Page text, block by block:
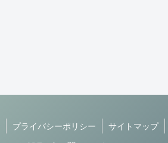
プライバシーポリシー
サイトマップ